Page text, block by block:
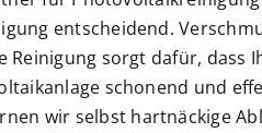
entscheidend.
sorgt dafür,
schonend und
wir selbst hartnäckige